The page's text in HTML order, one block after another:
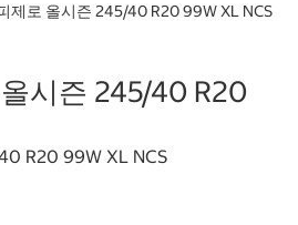
제로 올시즌 245/40 R20 99W XL NCS
시즌 245/40 R20
R20 99W XL NCS